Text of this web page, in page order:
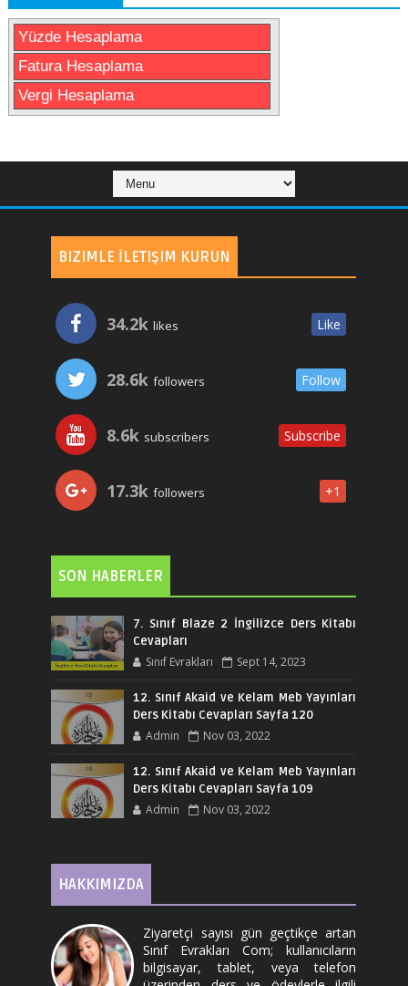
Yüzde Hesaplama
Fatura Hesaplama
Vergi Hesaplama
BIZIMLE İLETIŞIM KURUN
34.2k likes Like
28.6k followers Follow
8.6k subscribers Subscribe
17.3k followers +1
SON HABERLER
7. Sınıf Blaze 2 İngilizce Ders Kitabı
Cevapları
Sınıf Evrakları Sept 14, 2023
12. Sınıf Akaid ve Kelam Meb Yayınları
Ders Kitabı Cevapları Sayfa 120
Admin Nov 03, 2022
12. Sınıf Akaid ve Kelam Meb Yayınları
Ders Kitabı Cevapları Sayfa 109
Admin Nov 03, 2022
HAKKIMIZDA
Ziyaretçi sayısı gün geçtikçe artan
Sınıf Evrakları Com; kullanıcıların
bilgisayar, tablet, veya telefon